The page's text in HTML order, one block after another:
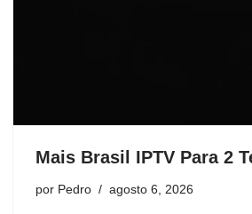
Mais Brasil IPTV Para 2
por Pedro agosto 6, 2026